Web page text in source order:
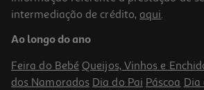
intermediação de crédito, aqui.
Ao longo do ano
Feira do Bebé Queijos, Vinhos e
dos Namorados Dia do Pai Páscoa Dia